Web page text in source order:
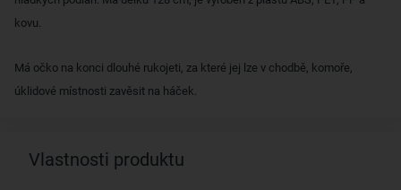
kovu.
Má očko na konci dlouhé rukojeti, za které jej lze v chodbě, komoře,
úklidové místnosti zavěsit na háček.
Vlastnosti produktu